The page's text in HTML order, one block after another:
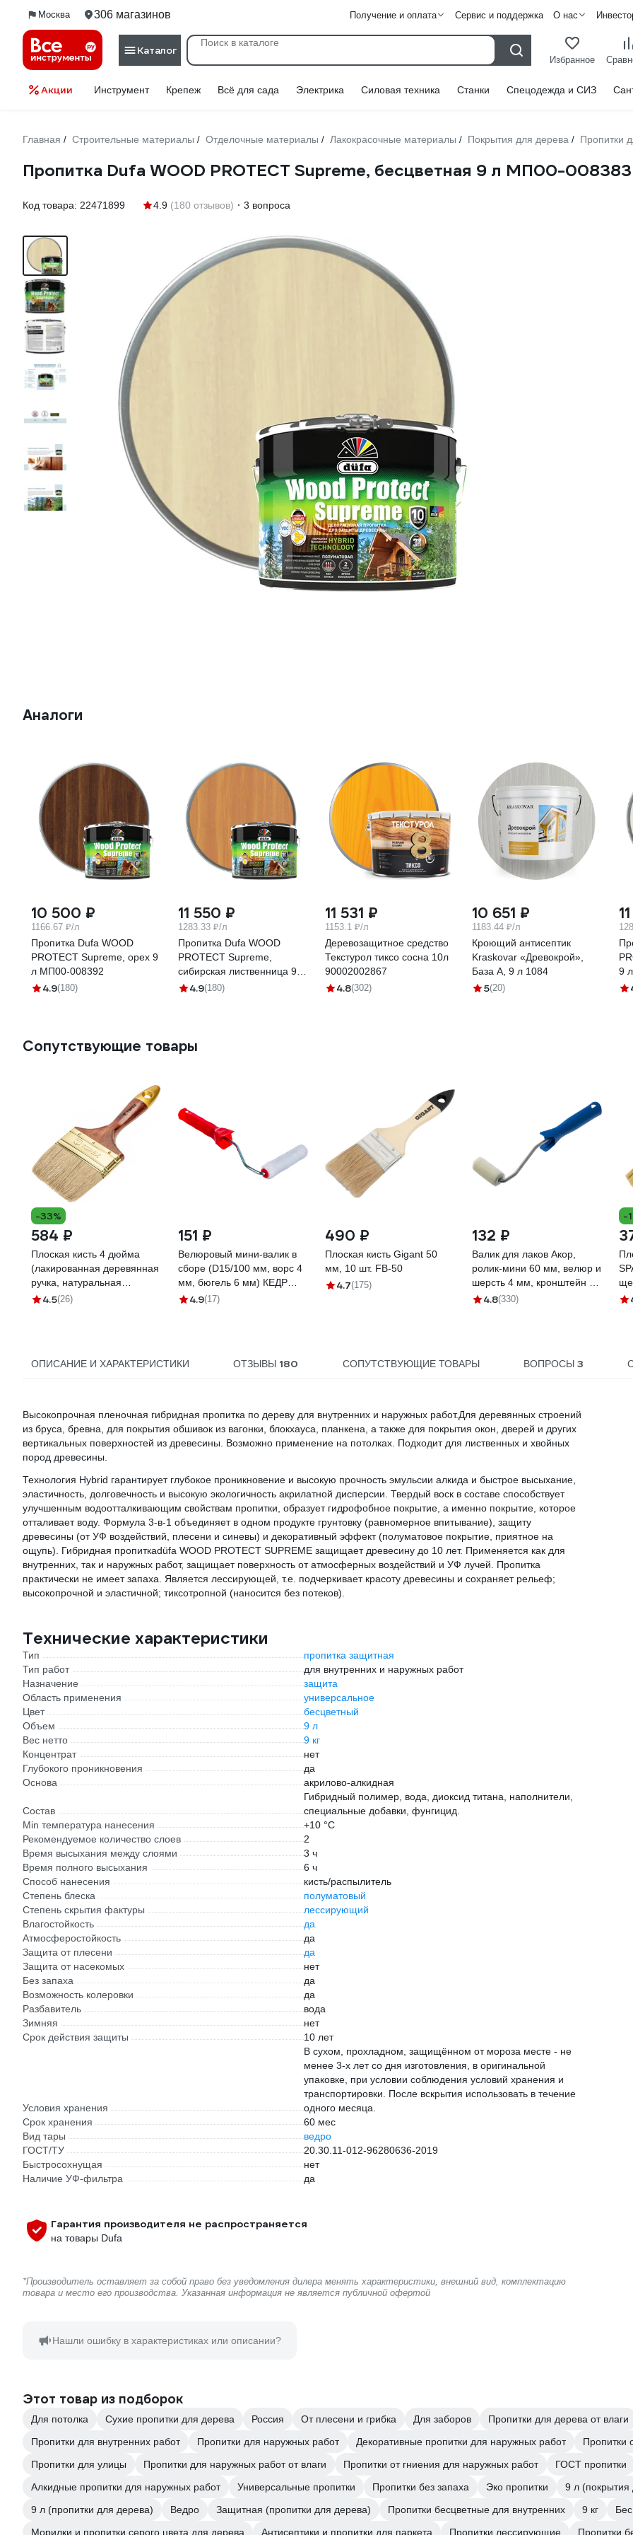
Москва 306 магазинов Получение и оплата Сервис и поддержка О нас
Каталог
Избранное
Акции Инструмент Крепеж Всё для сада Электрика Силовая техника Станки Спецодежда и СИЗ
Главная / Строительные материалы / Отделочные материалы / Лакокрасочные материалы / Покрытия для дерева / Пропитки
Пропитка Dufa WOOD PROTECT Supreme, бесцветная 9 л МП00-008383
Код товара: 22471899 4.9 (180 отзывов) 3 вопроса
Аналоги
10 500 ₽
1166.67 ₽/л
Пропитка Dufa WOOD
PROTECT Supreme, орех 9
л МП00-008392
4.9(180)
11 550 ₽
1283.33 ₽/л
Пропитка Dufa WOOD
PROTECT Supreme,
сибирская лиственница 9 л
МП00-008529
4.9(180)
11 531 ₽
1153.1 ₽/л
Деревозащитное средство
Текстурол тиксо сосна 10л
90002002867
4.8(302)
10 651 ₽
1183.44 ₽/л
Кроющий антисептик
Kraskovar «Древокрой»,
База А, 9 л 1084
5(20)
9
Сопутствующие товары
-33%
584 ₽
Плоская кисть 4 дюйма
(лакированная деревянная
ручка, натуральная
щетина, для масляных
4.5(26)
151 ₽
Велюровый мини-валик в
сборе (D15/100 мм, ворс 4
мм, бюгель 6 мм) КЕДР
043-1510 25948
4.9(17)
490 ₽
Плоская кисть Gigant 50
мм, 10 шт. FB-50
4.7(175)
132 ₽
Валик для лаков Акор,
ролик-мини 60 мм, велюр и
шерсть 4 мм, кронштейн 6
мм, Мастер 501 30 060
4.8(330)
-
ОПИСАНИЕ И ХАРАКТЕРИСТИКИ ОТЗЫВЫ 180 СОПУТСТВУЮЩИЕ ТОВАРЫ ВОПРОСЫ 3
Высокопрочная пленочная гибридная пропитка по дереву для внутренних и наружных работ.Для деревянных строений
из бруса, бревна, для покрытия обшивок из вагонки, блокхауса, планкена, а также для покрытия окон, дверей и других
вертикальных поверхностей из древесины. Возможно применение на потолках. Подходит для лиственных и хвойных
пород древесины.
Технология Hybrid гарантирует глубокое проникновение и высокую прочность эмульсии алкида и быстрое высыхание,
эластичность, долговечность и высокую экологичность акрилатной дисперсии. Твердый воск в составе способствует
улучшенным водоотталкивающим свойствам пропитки, образует гидрофобное покрытие, а именно покрытие, которое
отталивает воду. Формула 3-в-1 объединяет в одном продукте грунтовку (равномерное впитывание), защиту
древесины (от УФ воздействий, плесени и синевы) и декоративный эффект (полуматовое покрытие, приятное на
ощупь). Гибридная пропиткаdüfa WOOD PROTECT SUPREME защищает древесину до 10 лет. Применяется как для
внутренних, так и наружных работ, защищает поверхность от атмосферных воздействий и УФ лучей. Пропитка
практически не имеет запаха. Является лессирующей, т.е. подчеркивает красоту древесины и сохраняет рельеф;
высокопрочной и эластичной; тиксотропной (наносится без потеков).
Технические характеристики
Тип
пропитка защитная
Тип работ
для внутренних и наружных работ
Назначение
защита
Область применения
универсальное
Цвет
бесцветный
Объем
9 л
Вес нетто
9 кг
Концентрат
нет
Глубокого проникновения
да
Основа
акрилово-алкидная
Состав
Гибридный полимер, вода, диоксид титана, наполнители,
специальные добавки, фунгицид.
Min температура нанесения
+10 °С
Рекомендуемое количество слоев
2
Время высыхания между слоями
3 ч
Время полного высыхания
6 ч
Способ нанесения
кисть/распылитель
Степень блеска
полуматовый
Степень скрытия фактуры
лессирующий
Влагостойкость
да
Атмосферостойкость
да
Защита от плесени
да
Защита от насекомых
нет
Без запаха
да
Возможность колеровки
да
Разбавитель
вода
Зимняя
нет
Срок действия защиты
10 лет
Условия хранения
В сухом, прохладном, защищённом от мороза месте - не
менее 3-х лет со дня изготовления, в оригинальной
упаковке, при условии соблюдения условий хранения и
транспортировки. После вскрытия использовать в течение
одного месяца.
Срок хранения
60 мес
Вид тары
ведро
ГОСТ/ТУ
20.30.11-012-96280636-2019
Быстросохнущая
нет
Наличие УФ-фильтра
да
Гарантия производителя не распространяется
на товары Dufa
*Производитель оставляет за собой право без уведомления дилера менять характеристики, внешний вид, комплектацию
товара и место его производства. Указанная информация не является публичной офертой
Нашли ошибку в характеристиках или описании?
Этот товар из подборок
Для потолка Сухие пропитки для дерева Россия От плесени и грибка Для заборов Пропитки для дерева от влаги
Пропитки для внутренних работ
Пропитки для наружных работ Декоративные пропитки для наружных работ Пропитки
Пропитки для улицы
Пропитки для наружных работ от влаги Пропитки от гниения для наружных работ ГОСТ пропитки
Алкидные пропитки для наружных работ
Универсальные пропитки Пропитки без запаха Эко пропитки 9 л (покрытия
9 л (пропитки для дерева)
Ведро Защитная (пропитки для дерева) Пропитки бесцветные для внутренних 9 кг
Морилки и пропитки серого цвета для дерева
Антисептики и пропитки для паркета Пропитки лессирующие Пропитки